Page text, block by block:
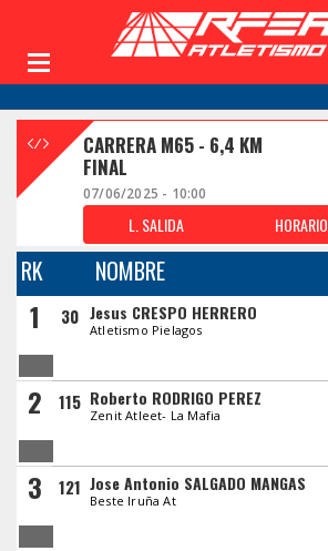
CARRERA M65 - 6,4 KM
FINAL
07/06/2025 - 10:00
L. SALIDA HORARIO
RK NOMBRE
1 30 Jesus CRESPO HERRERO
Atletismo Pielagos
2 115 Roberto RODRIGO PEREZ
Zenit Atleet- La Mafia
3 121 Jose Antonio SALGADO MANGAS
Beste Iruña At